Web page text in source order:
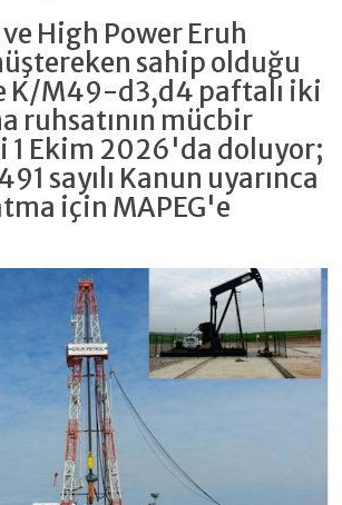
High Power Eruh
sahip olduğu
K/M49-d3,d4 paftalı iki
ruhsatının mücbir
1 Ekim 2026'da doluyor;
sayılı Kanun uyarınca
için MAPEG'e